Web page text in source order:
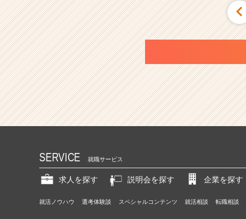
SERVICE 就職サービス
求人を探す 説明会を探す 企業を探す
就活ノウハウ 選考体験談 スペシャルコンテンツ 就活相談 転職相談